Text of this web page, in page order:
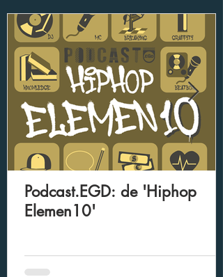
Podcast.EGD: de 'Hiphop
Elemen10'